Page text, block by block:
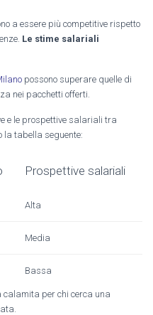
a essere più competitive rispetto
Le stime salariali
possono superare quelle di
nei pacchetti offerti.
e le prospettive salariali tra
la tabella seguente:
Prospettive salariali
Alta
Media
Bassa
calamita per chi cerca una